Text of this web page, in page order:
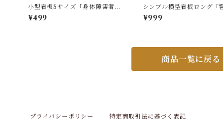
小型看板Sサイズ「身体障害者マ
ーク（青）」 屋外可【その他・
マーク】
¥499
シンプル横型看板ロング「
立寄所（黒）」【防犯・防
外可
¥999
商品一覧に戻る
プライバシーポリシー 特定商取引法に基づく表記